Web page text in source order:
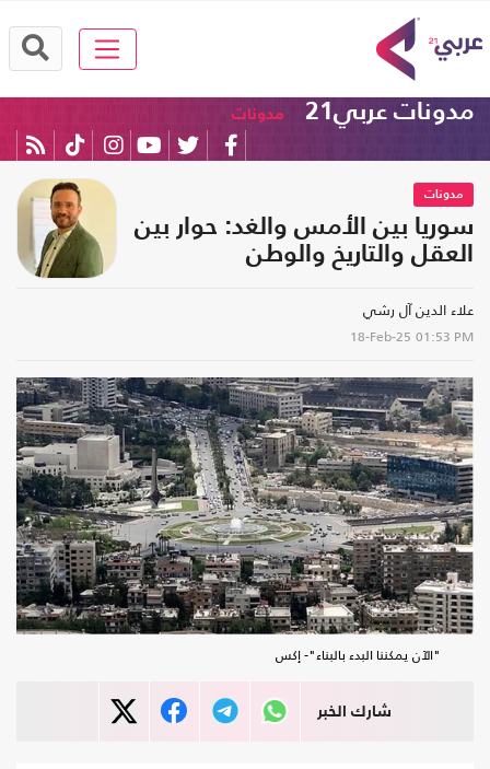
مدونات عربي21 مدونات
مدونات
سوريا بين الأمس والغد: حوار بين
العقل والتاريخ والوطن
علاء الدين آل رشي
18-Feb-25 01:53 PM
"الآن يمكننا البدء بالبناء"- إكس
شارك الخبر